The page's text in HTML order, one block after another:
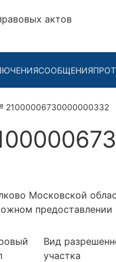
актов
СООБЩЕНИЯ
21000006730000000332
Московской
предоставлении
Вид
участка